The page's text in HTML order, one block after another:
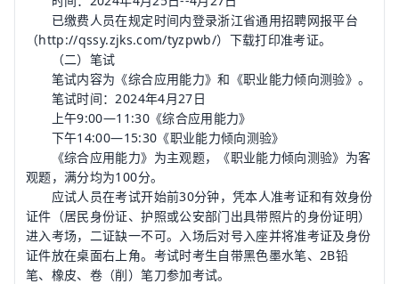
已缴费人员在规定时间内登录浙江省通用招聘网报平台
（http://qssy.zjks.com/tyzpwb/）下载打印准考证。
（二）笔试
笔试内容为《综合应用能力》和《职业能力倾向测验》。
笔试时间：2024年4月27日
上午9:00—11:30《综合应用能力》
下午14:00—15:30《职业能力倾向测验》
《综合应用能力》为主观题，《职业能力倾向测验》为客
观题，满分均为100分。
应试人员在考试开始前30分钟，凭本人准考证和有效身份
证件（居民身份证、护照或公安部门出具带照片的身份证明）
进入考场，二证缺一不可。入场后对号入座并将准考证及身份
证件放在桌面右上角。考试时考生自带黑色墨水笔、2B铅
笔、橡皮、卷（削）笔刀参加考试。